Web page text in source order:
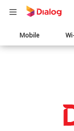
Main
Mobile